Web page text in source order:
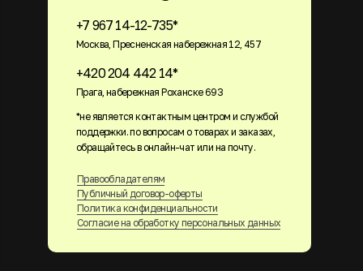
+7 967 14-12-735*
Москва, Пресненская набережная 12, 457
+420 204 442 14*
Прага, набережная Роханске 693
Правообладателям
Публичный договор-оферты
Политика конфиденциальности
Согласие на обработку персональных данных
*не является контактным центром и службой
поддержки. по вопросам о товарах и заказах,
обращайтесь в онлайн-чат или на почту.